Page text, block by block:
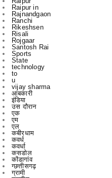
Risali
Rojgaar
Santosh Rai
Sports
State
technology
to
u
vijay sharma
आबकारी
इंडिया
उस दौरान
एक
एम
एल
कबीरधाम
कवर्ध
कवर्धा
कसडोल
कोंडागांव
ग्छत्तीसगढ़
ग्रामी
ग्रामीण
छत्तीसगढ
छत्तीसगढ़
पाटन
भिलाई